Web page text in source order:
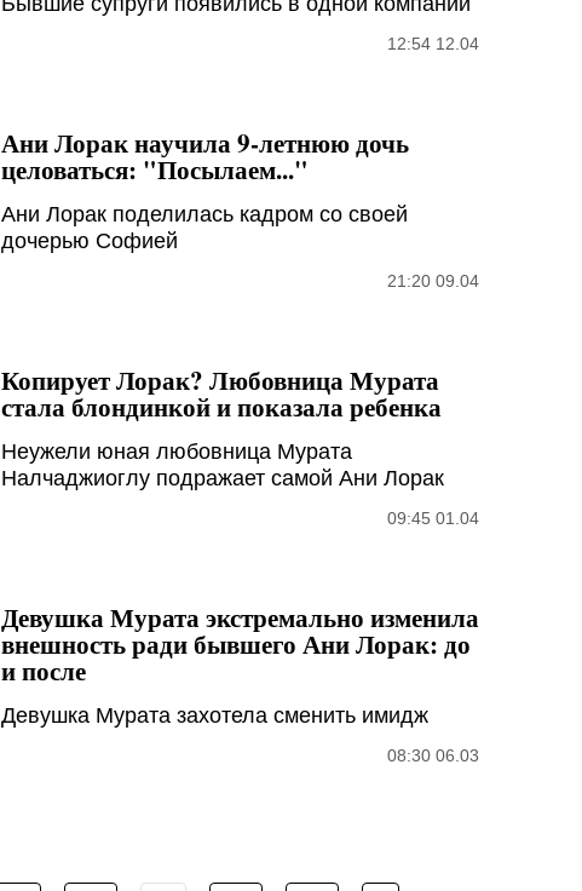
12:54 12.04
Ани Лорак научила 9-летнюю дочь
целоваться: "Посылаем..."
Ани Лорак поделилась кадром со своей
дочерью Софией
21:20 09.04
Копирует Лорак? Любовница Мурата
стала блондинкой и показала ребенка
Неужели юная любовница Мурата
Налчаджиоглу подражает самой Ани Лорак
09:45 01.04
Девушка Мурата экстремально изменила
внешность ради бывшего Ани Лорак: до
и после
Девушка Мурата захотела сменить имидж
08:30 06.03